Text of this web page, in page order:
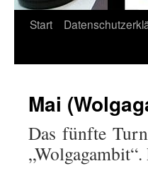
Start
Mai
Das fünfte